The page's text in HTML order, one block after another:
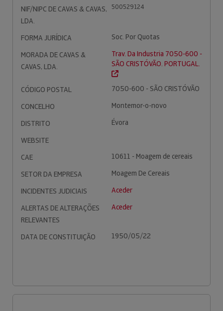
NIF/NIPC DE CAVAS & CAVAS,
LDA.
500529124
FORMA JURÍDICA
Soc. Por Quotas
MORADA DE CAVAS &
CAVAS, LDA.
Trav. Da Industria 7050-600 -
SÃO CRISTÓVÃO. PORTUGAL.
CÓDIGO POSTAL
7050-600 - SÃO CRISTÓVÃO
CONCELHO
Montemor-o-novo
DISTRITO
Évora
WEBSITE
CAE
10611 - Moagem de cereais
SETOR DA EMPRESA
Moagem De Cereais
INCIDENTES JUDICIAIS
Aceder
ALERTAS DE ALTERAÇÕES
RELEVANTES
Aceder
DATA DE CONSTITUIÇÃO 1950/05/22